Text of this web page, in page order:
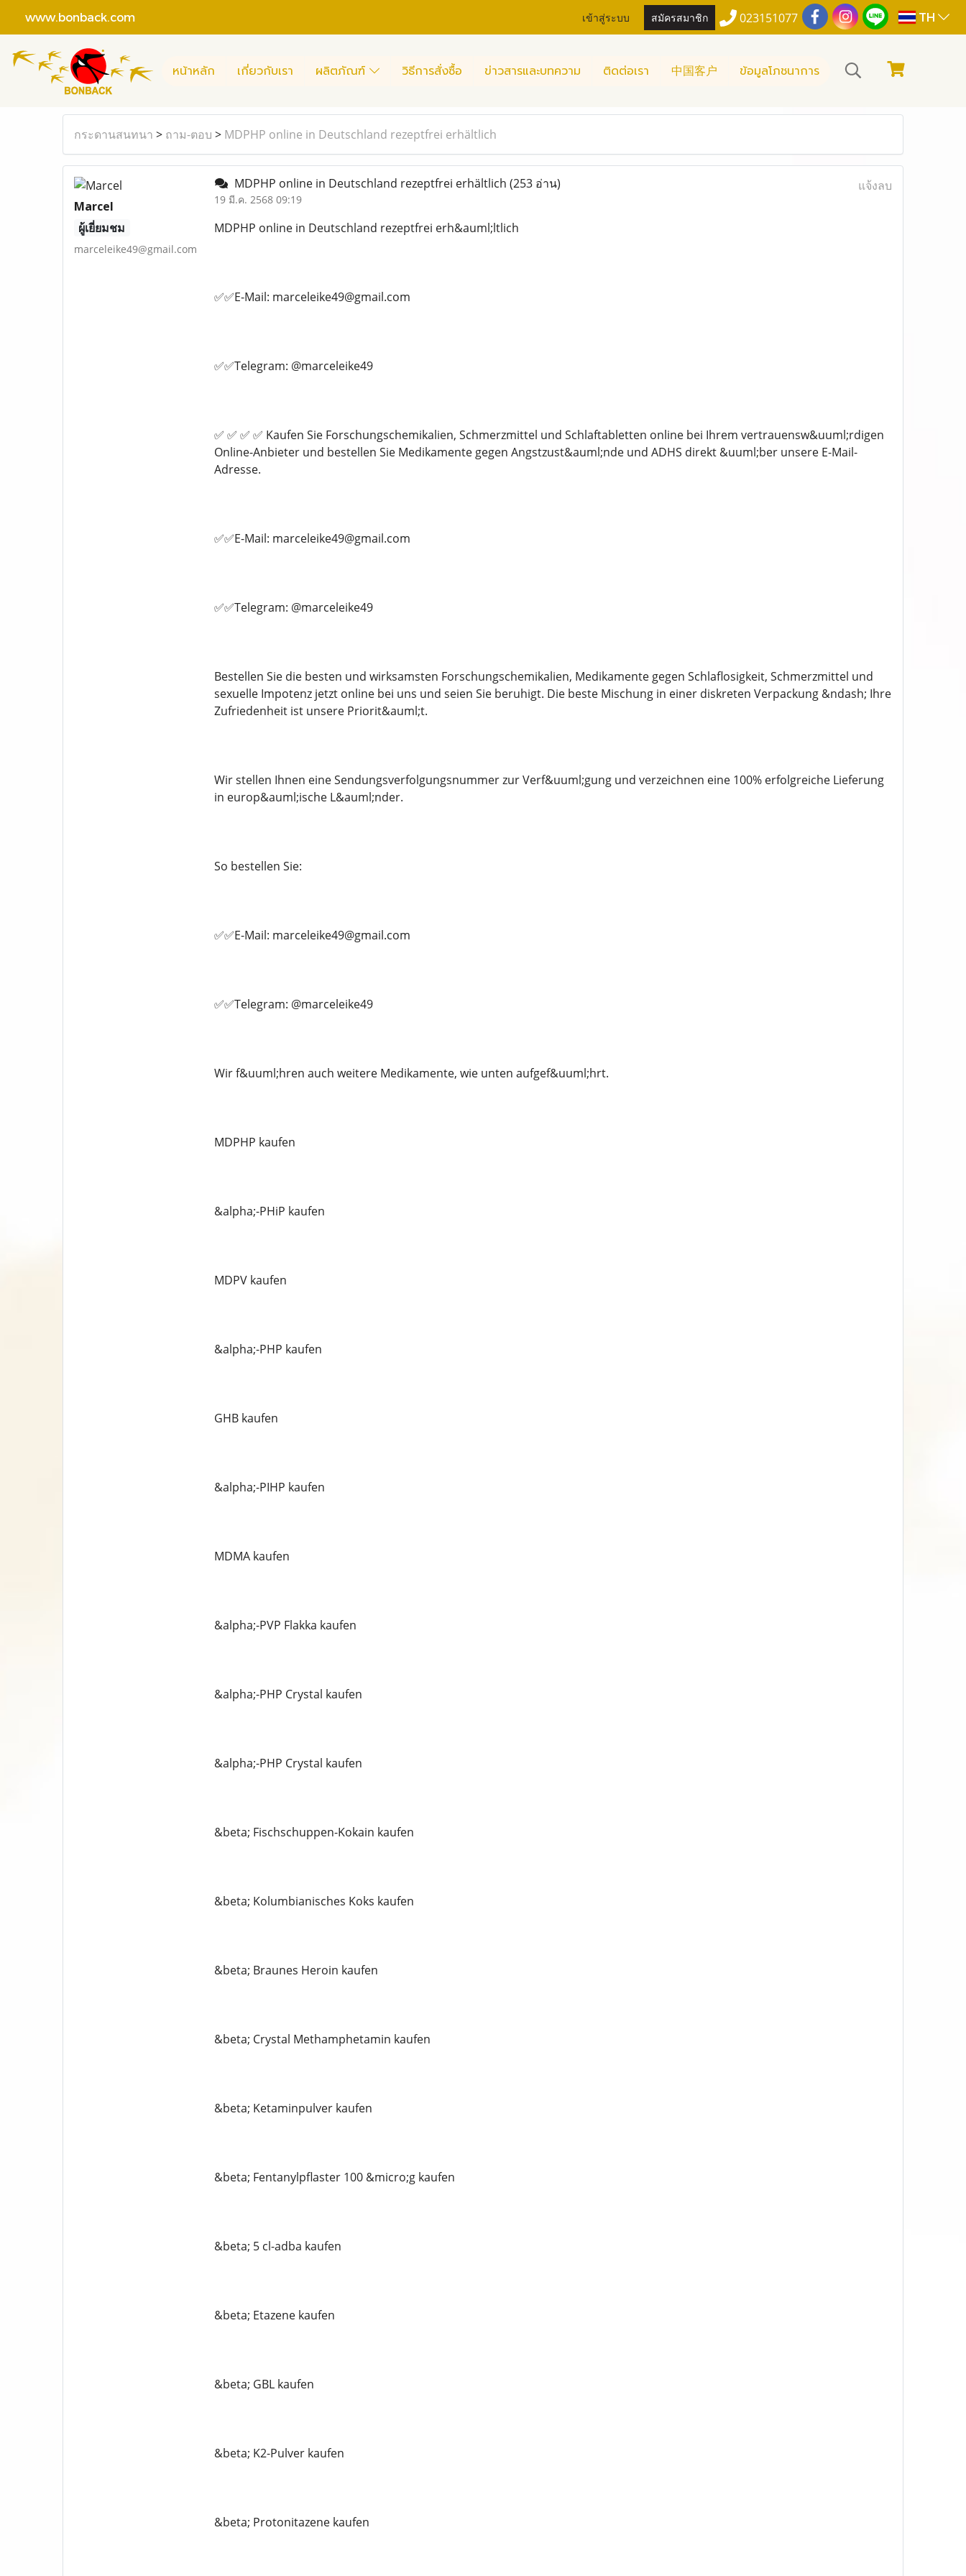
www.bonback.com เข้าสู่ระบบ สมัครสมาชิก 023151077 TH
หน้าหลัก เกี่ยวกับเรา ผลิตภัณฑ์ วิธีการสั่งซื้อ ข่าวสารและบทความ ติดต่อเรา 中国客户 ข้อมูลโภชนาการ
กระดานสนทนา > ถาม-ตอบ > MDPHP online in Deutschland rezeptfrei erhältlich
Marcel
ผู้เยี่ยมชม
marceleike49@gmail.com
MDPHP online in Deutschland rezeptfrei erhältlich (253 อ่าน)
19 มี.ค. 2568 09:19
แจ้งลบ
MDPHP online in Deutschland rezeptfrei erh&auml;ltlich
✅✅E-Mail: marceleike49@gmail.com
✅✅Telegram: @marceleike49
✅ ✅ ✅ ✅ Kaufen Sie Forschungschemikalien, Schmerzmittel und Schlaftabletten online bei Ihrem vertrauensw&uuml;rdigen
Online-Anbieter und bestellen Sie Medikamente gegen Angstzust&auml;nde und ADHS direkt &uuml;ber unsere E-Mail-
Adresse.
✅✅E-Mail: marceleike49@gmail.com
✅✅Telegram: @marceleike49
Bestellen Sie die besten und wirksamsten Forschungschemikalien, Medikamente gegen Schlaflosigkeit, Schmerzmittel und
sexuelle Impotenz jetzt online bei uns und seien Sie beruhigt. Die beste Mischung in einer diskreten Verpackung &ndash; Ihre
Zufriedenheit ist unsere Priorit&auml;t.
Wir stellen Ihnen eine Sendungsverfolgungsnummer zur Verf&uuml;gung und verzeichnen eine 100% erfolgreiche Lieferung
in europ&auml;ische L&auml;nder.
So bestellen Sie:
✅✅E-Mail: marceleike49@gmail.com
✅✅Telegram: @marceleike49
Wir f&uuml;hren auch weitere Medikamente, wie unten aufgef&uuml;hrt.
MDPHP kaufen
&alpha;-PHiP kaufen
MDPV kaufen
&alpha;-PHP kaufen
GHB kaufen
&alpha;-PIHP kaufen
MDMA kaufen
&alpha;-PVP Flakka kaufen
&alpha;-PHP Crystal kaufen
&alpha;-PHP Crystal kaufen
&beta; Fischschuppen-Kokain kaufen
&beta; Kolumbianisches Koks kaufen
&beta; Braunes Heroin kaufen
&beta; Crystal Methamphetamin kaufen
&beta; Ketaminpulver kaufen
&beta; Fentanylpflaster 100 &micro;g kaufen
&beta; 5 cl-adba kaufen
&beta; Etazene kaufen
&beta; GBL kaufen
&beta; K2-Pulver kaufen
&beta; Protonitazene kaufen